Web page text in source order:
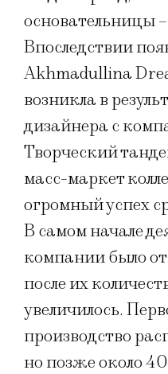
основательницы
Впоследствии
Akhmadullina
возникла в
дизайнера с
Творческий
масс-маркет
огромный успех
В самом начале
компании было
после их
увеличилось.
производство
но позже около